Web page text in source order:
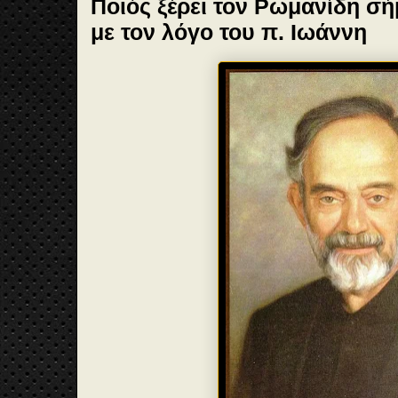
Ποιός ξέρει τον Ρωμανίδη
με τον λόγο του π. Ιωάννη